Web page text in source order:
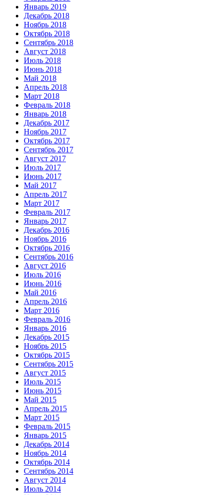
Январь 2019
Декабрь 2018
Ноябрь 2018
Октябрь 2018
Сентябрь 2018
Август 2018
Июль 2018
Июнь 2018
Май 2018
Апрель 2018
Март 2018
Февраль 2018
Январь 2018
Декабрь 2017
Ноябрь 2017
Октябрь 2017
Сентябрь 2017
Август 2017
Июль 2017
Июнь 2017
Май 2017
Апрель 2017
Март 2017
Февраль 2017
Январь 2017
Декабрь 2016
Ноябрь 2016
Октябрь 2016
Сентябрь 2016
Август 2016
Июль 2016
Июнь 2016
Май 2016
Апрель 2016
Март 2016
Февраль 2016
Январь 2016
Декабрь 2015
Ноябрь 2015
Октябрь 2015
Сентябрь 2015
Август 2015
Июль 2015
Июнь 2015
Май 2015
Апрель 2015
Март 2015
Февраль 2015
Январь 2015
Декабрь 2014
Ноябрь 2014
Октябрь 2014
Сентябрь 2014
Август 2014
Июль 2014